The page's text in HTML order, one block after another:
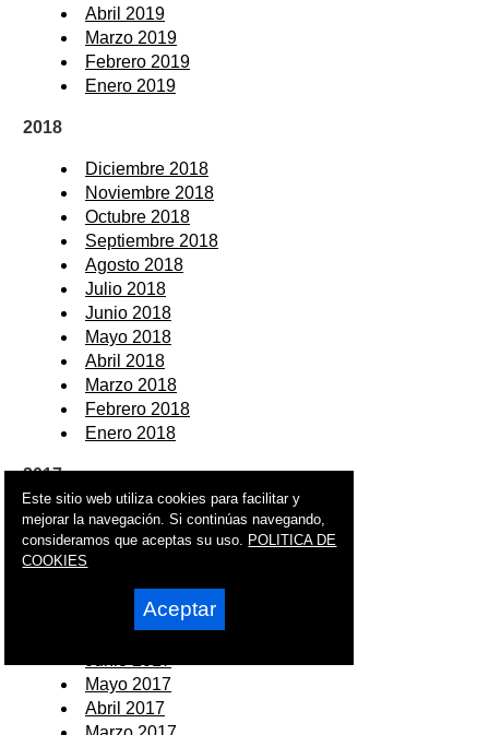
Abril 2019
Marzo 2019
Febrero 2019
Enero 2019
2018
Diciembre 2018
Noviembre 2018
Octubre 2018
Septiembre 2018
Agosto 2018
Julio 2018
Junio 2018
Mayo 2018
Abril 2018
Marzo 2018
Febrero 2018
Enero 2018
2017
Diciembre 2017
Noviembre 2017
Octubre 2017
Septiembre 2017
Agosto 2017
Julio 2017
Mayo 2017
Abril 2017
Este sitio web utiliza cookies para facilitar y
mejorar la navegación. Si continúas navegando,
consideramos que aceptas su uso. POLITICA DE
COOKIES
Aceptar